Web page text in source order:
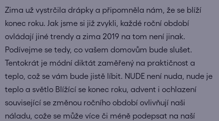
Zima už vystrčila drápky a připomněla nám, že se blíží
konec roku. Jak jsme si již zvykli, každé roční období
ovládají jiné trendy a zima 2019 na tom není jinak.
Podívejme se tedy, co vašem domovům bude slušet.
Tentokrát je módní diktát zaměřený na praktičnost a
teplo, což se vám bude jistě líbit. NUDE není nuda, nude je
teplo a světlo Blížící se konec roku, advent i ochlazení
související se změnou ročního období ovlivňují naši
náladu, cože se může více či méně podepsat na naší